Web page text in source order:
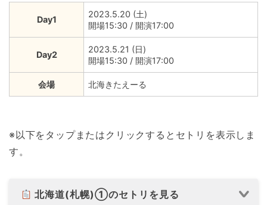
Day1
2023.5.20 (土)
開場15:30 / 開演17:00
Day2
2023.5.21 (日)
開場15:30 / 開演17:00
会場 北海きたえーる
※以下をタップまたはクリックするとセトリを表示しま
す。
北海道(札幌)①のセトリを見る